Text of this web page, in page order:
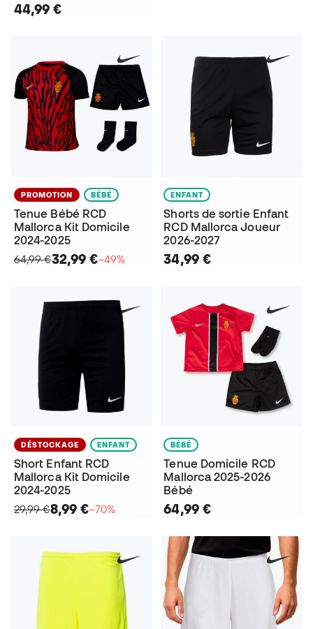
44,99 €
PROMOTION BÉBÉ
Tenue Bébé RCD
Mallorca Kit Domicile
2024-2025
64,99 €32,99 €−49%
ENFANT
Shorts de sortie Enfant
RCD Mallorca Joueur
2026-2027
34,99 €
DÉSTOCKAGE ENFANT
Short Enfant RCD
Mallorca Kit Domicile
2024-2025
29,99 €8,99 €−70%
BÉBÉ
Tenue Domicile RCD
Mallorca 2025-2026
Bébé
64,99 €